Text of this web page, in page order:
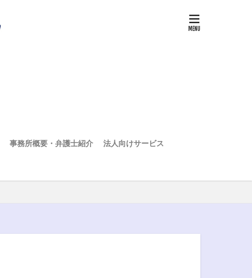
事務所概要・弁護士紹介
法人向けサービス